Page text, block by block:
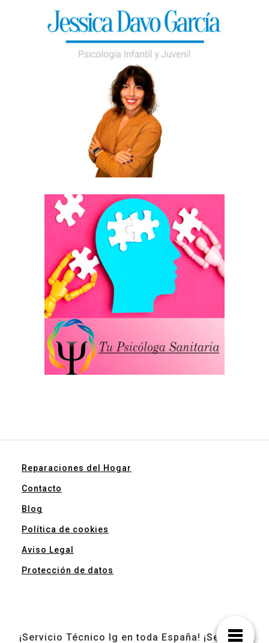
Reparaciones del Hogar
Contacto
Blog
Política de cookies
Aviso Legal
Protección de datos
¡Servicio Técnico lg en toda España! ¡Servicio